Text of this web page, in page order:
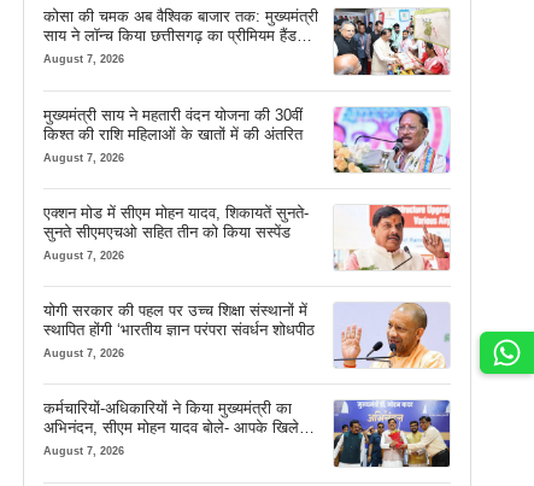
कोसा की चमक अब वैश्विक बाजार तक: मुख्यमंत्री
साय ने लॉन्च किया छत्तीसगढ़ का प्रीमियम हैंडलूम
ब्रांड ‘कोशल फैब’
August 7, 2026
मुख्यमंत्री साय ने महतारी वंदन योजना की 30वीं
किश्त की राशि महिलाओं के खातों में की अंतरित
August 7, 2026
एक्शन मोड में सीएम मोहन यादव, शिकायतें सुनते-
सुनते सीएमएचओ सहित तीन को किया सस्पेंड
August 7, 2026
योगी सरकार की पहल पर उच्च शिक्षा संस्थानों में
स्थापित होंगी ‘भारतीय ज्ञान परंपरा संवर्धन शोधपीठ
August 7, 2026
कर्मचारियों-अधिकारियों ने किया मुख्यमंत्री का
अभिनंदन, सीएम मोहन यादव बोले- आपके खिले
चेहरे देखकर आनंद आता है
August 7, 2026